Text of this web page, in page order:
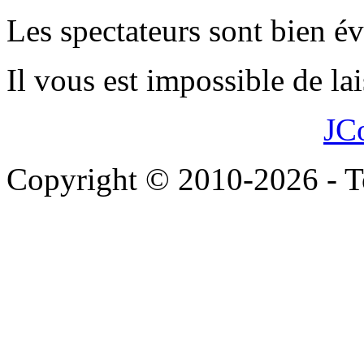
Les spectateurs sont bien
Il vous est impossible de
Copyright © 2010-2026 -